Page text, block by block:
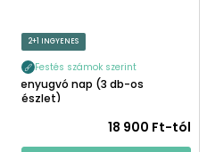
2+1 INGYENES
Festés számok szerint
Lenyugvó nap (3 db-os
készlet)
18 900 Ft-tól